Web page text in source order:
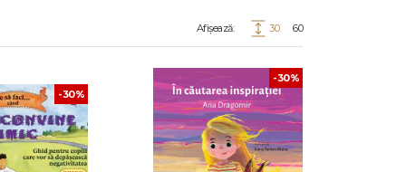
Afișează: 30 60
-30%
-30%